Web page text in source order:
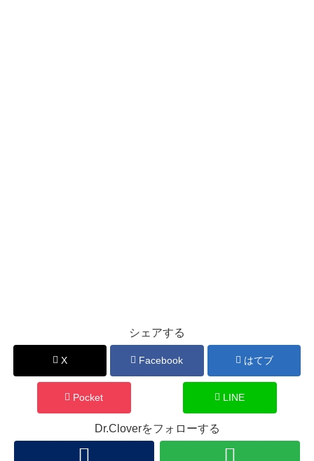
シェアする
X Facebook はてブ
Pocket LINE
Dr.Cloverをフォローする